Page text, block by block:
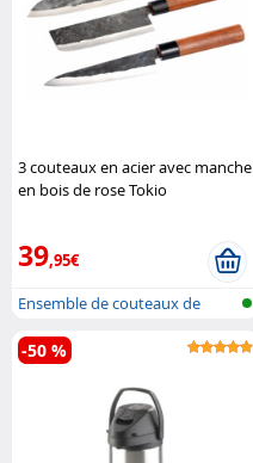
3 couteaux en acier avec manche
en bois de rose Tokio
39,95€
Ensemble de couteaux de
cuisine fai..
-50 %